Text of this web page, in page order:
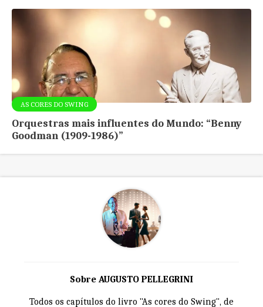
AS CORES DO SWING
Orquestras mais influentes do Mundo: “Benny
Goodman (1909-1986)”
Sobre AUGUSTO PELLEGRINI
Todos os capítulos do livro "As cores do Swing", de